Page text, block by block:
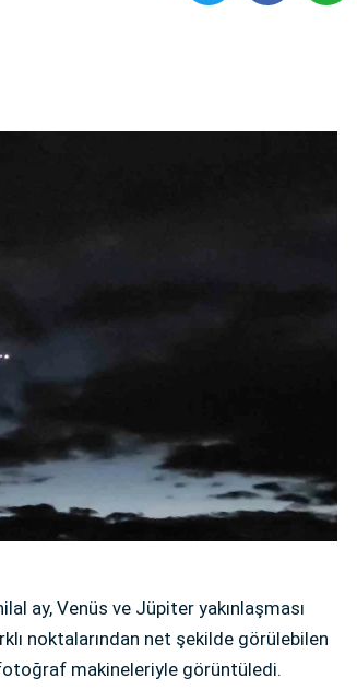
ay, Venüs ve Jüpiter yakınlaşması
noktalarından net şekilde görülebilen
makineleriyle görüntüledi.